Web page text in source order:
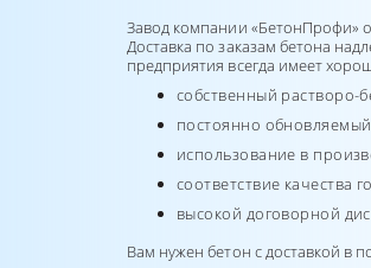
Завод компании «БетонПрофи»
Доставка по заказам бетона
предприятия всегда имеет
собственный растворо-
постоянно
использование в
соответствие качества
высокой договорной
Вам нужен бетон с доставкой в